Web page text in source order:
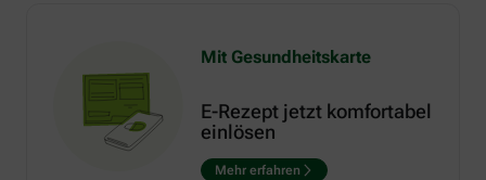
Mit Gesundheitskarte
E-Rezept jetzt komfortabel
einlösen
Mehr erfahren